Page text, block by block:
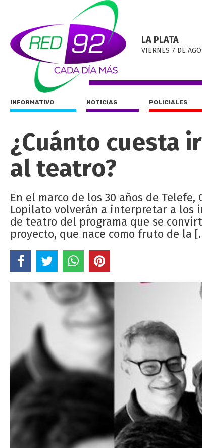
LA PLATA
VIERNES 7 DE
INFORMATIVO NOTICIAS POLICIALES
¿Cuánto cuesta
al teatro?
En el marco de los 30 años de
Lopilato volverán a interpretar a los
de teatro del programa que se
proyecto, que nace como fruto de la